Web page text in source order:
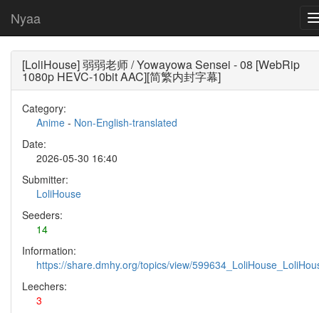
Nyaa
[LoliHouse] 弱弱老师 / Yowayowa Sensei - 08 [WebRip
1080p HEVC-10bit AAC][简繁内封字幕]
Category:
Anime - Non-English-translated
Date:
2026-05-30 16:40
Submitter:
LoliHouse
Seeders:
14
Information:
https://share.dmhy.org/topics/view/
Leechers:
3